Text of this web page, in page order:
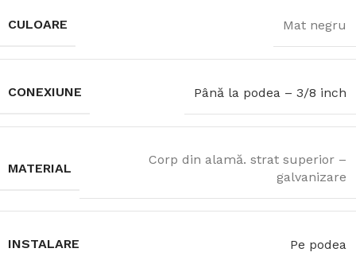
CULOARE Mat negru
CONEXIUNE Până la podea – 3/8 inch
MATERIAL
Corp din alamă. strat superior –
galvanizare
INSTALARE Pe podea